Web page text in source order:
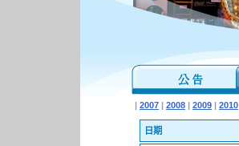
| 2007 | 2008 | 2009 | 2010
日期